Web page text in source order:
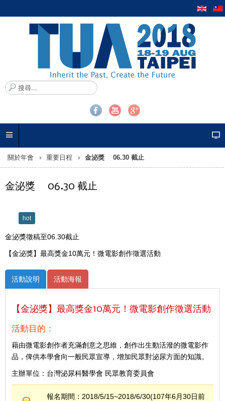
搜
尋
.
關於年會 重要日程 金泌獎 06.30 截止
金泌獎 06.30 截止
hot
金泌獎徵稿至06.30截止
【金泌獎】最高獎金10萬元！微電影創作徵選活動
活動說明 活動海報
【金泌獎】最高獎金10萬元！微電影創作徵選活動
活動目的：
藉由微電影創作者充滿創意之思維，創作出生動活潑的微電影作
品，俾供本學會向一般民眾宣導，增加民眾對泌尿方面的知識。
主辦單位：台灣泌尿科醫學會 民眾教育委員會
報名期間：2018/5/15~2018/6/30(107年6月30日前